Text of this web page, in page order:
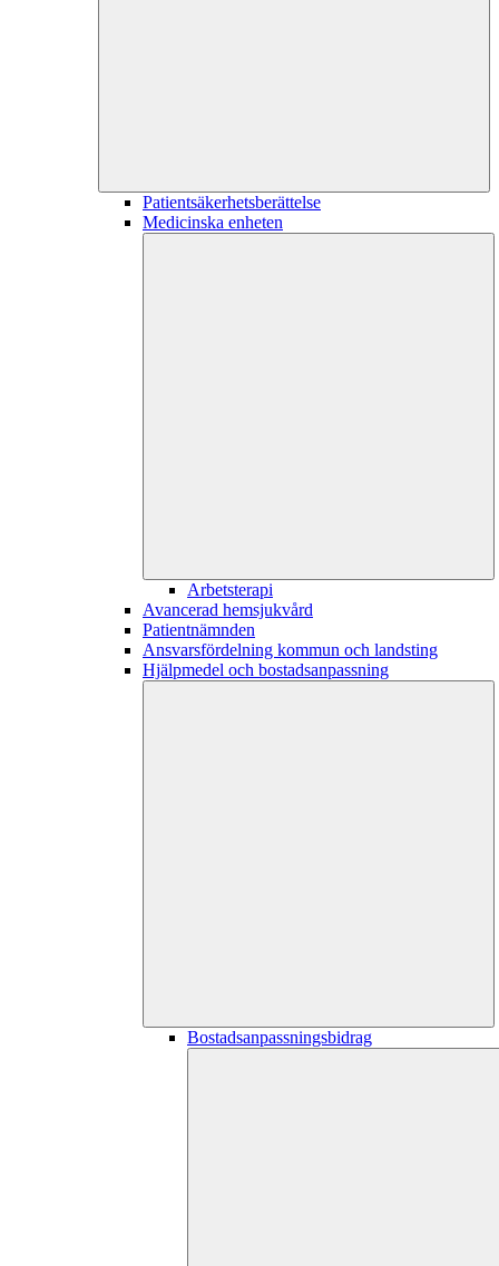
Patientsäkerhetsberättelse
Medicinska enheten
Arbetsterapi
Avancerad hemsjukvård
Patientnämnden
Ansvarsfördelning kommun och landsting
Hjälpmedel och bostadsanpassning
Bostadsanpassningsbidrag